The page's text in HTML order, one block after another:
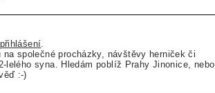
přihlášení
společné procházky, návštěvy herniček či
lelého syna. Hledám poblíž Prahy Jinonice, nebo
:-)